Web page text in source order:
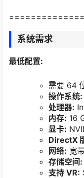
系统需求
最低配置:
需要 64
操作系统:
处理器:
内存: 16
显卡:
DirectX
网络: 宽
存储空间:
支持 VR: